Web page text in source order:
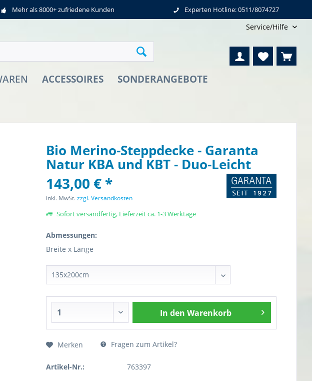
Mehr als 8000+ zufriedene Kunden Experten Hotline: 0511/8074727
Service/Hilfe
ACCESSOIRES SONDERANGEBOTE
Bio Merino-Steppdecke - Garanta
Natur KBA und KBT - Duo-Leicht
143,00 € *
inkl. MwSt.zzgl. Versandkosten
Sofort versandfertig, Lieferzeit ca. 1-3 Werktage
Abmessungen:
Breite x Länge
In den Warenkorb
Merken Fragen zum Artikel?
Artikel-Nr.: 763397